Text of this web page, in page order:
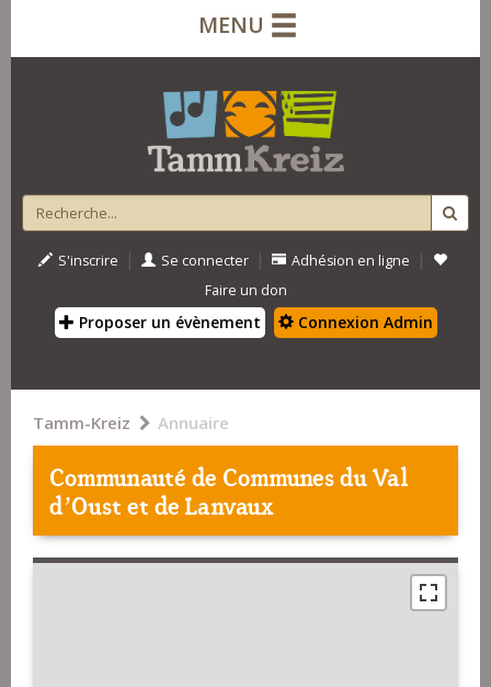
MENU
S'inscrire | Se connecter | Adhésion en ligne |
Faire un don
Proposer un évènement Connexion Admin
Tamm-Kreiz Annuaire
Communauté de Communes du Val
d’Oust et de Lanvaux